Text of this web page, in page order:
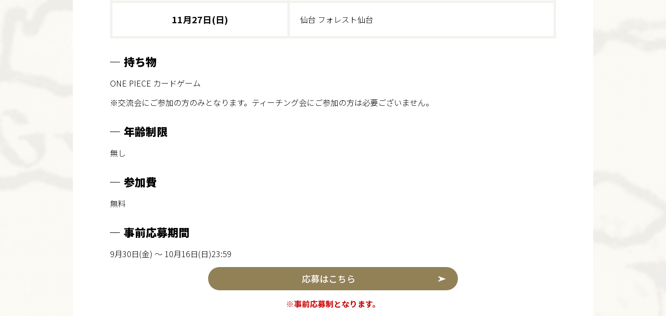
11月27日(日) 仙台 フォレスト仙台
持ち物
ONE PIECE カードゲーム
※交流会にご参加の方のみとなります。 ティーチング会にご参加の方は必要ございません。
年齢制限
無し
参加費
無料
事前応募期間
9月30日(金) ～ 10月16日(日)23:59
応募はこちら
※事前応募制となります。